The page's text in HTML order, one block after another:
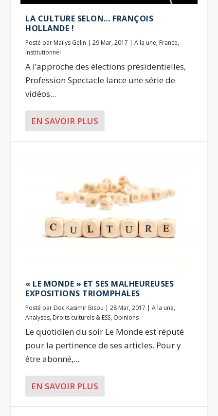
LA CULTURE SELON… FRANÇOIS
HOLLANDE !
Posté par Maïlys Gelin |29 Mar, 2017 |A la une, France,
Institutionnel
A l’approche des élections présidentielles,
Profession Spectacle lance une série de
vidéos...
EN SAVOIR PLUS
« LE MONDE » ET SES MALHEUREUSES
EXPOSITIONS TRIOMPHALES
Posté par Doc Kasimir Bisou |28 Mar, 2017 |A la une,
Analyses, Droits culturels & ESS, Opinions
Le quotidien du soir Le Monde est réputé
pour la pertinence de ses articles. Pour y
être abonné,...
EN SAVOIR PLUS